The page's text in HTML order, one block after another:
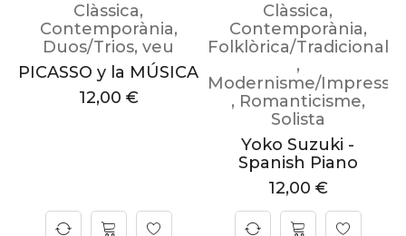
Clàssica,
Contemporània,
Duos/Trios, veu
PICASSO y la MÚSICA
12,00 €
Clàssica,
Contemporània,
Folklòrica/Tradicional
,
Modernisme/
, Romanticisme,
Solista
Yoko Suzuki -
Spanish Piano
12,00 €